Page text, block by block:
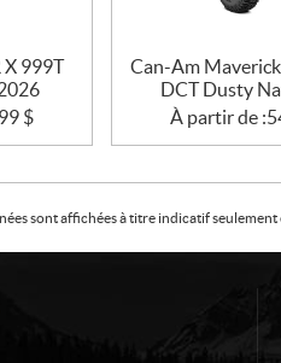
999T
$
Can-Am
DCT Dusty
À partir de :
sont affichées à titre indicatif